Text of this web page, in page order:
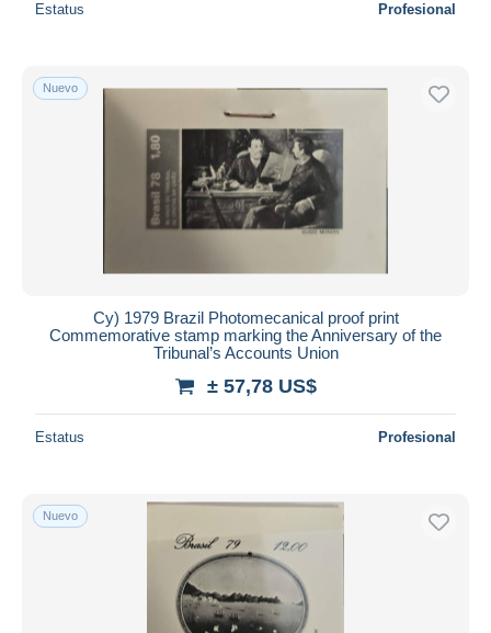
Estatus Profesional
Nuevo
Cy) 1979 Brazil Photomecanical proof print
Commemorative stamp marking the Anniversary of the
Tribunal’s Accounts Union
± 57,78 US$
Estatus Profesional
Nuevo